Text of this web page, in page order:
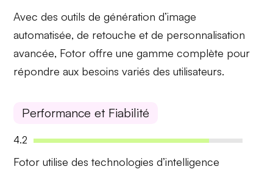
Avec des outils degénération d’image
automatisée, de retouche et de personnalisation
avancée, Fotor offre une gamme complète pour
répondre aux besoins variés des utilisateurs.
Performance et Fiabilité
4.2
Fotor utilise des technologies d’intelligence